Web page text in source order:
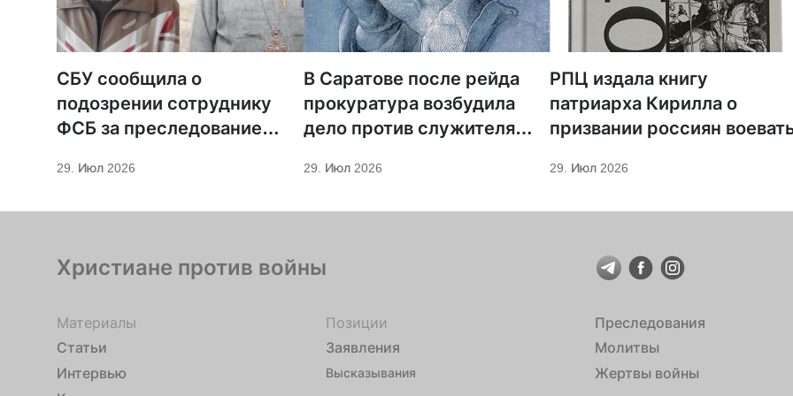
СБУ сообщила о
подозрении сотруднику
ФСБ за преследование
29. Июл 2026
В Саратове после рейда
прокуратура возбудила
дело против служителя
29. Июл 2026
РПЦ издала книгу
патриарха Кирилла о
призвании россиян
29. Июл 2026
Христиане против войны
Материалы
Статьи
Интервью
Позиции
Заявления
Высказывания
Преследования
Молитвы
Жертвы войны